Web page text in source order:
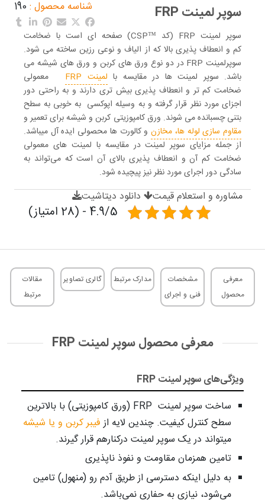
سوپر لمینت FRP شناسه محصول : 190
سوپر لمینت FRP (کد ™CSP) صفحه ای است با
ضخامت
کمو انعطاف پذیری بالا که از الیاف و نوعی رزینساخته می شود.
سوپرلمینت FRP در دو نوع ورق های کربن و ورق های شیشه می
باشد. سوپر لمینت ها در مقایسه با لمینت FRP
معمولی
ضخامتکم تر و انعطاف پذیریبیش تری دارند و به راحتی دور
اجزای مورد نظر قرار گرفته و به وسیله اپوکسی به خوبی به سطح
بتنی چسبانده می شوند. ورق کامپوزیتی کربن و شیشهبرای تعمیر و
مقاوم­ سازی لوله ­ها، مخازنو کالورت ­ها محصولی ایده ­آل می­باشد.
از جمله مزایای سوپر لمینت در مقایسه با لمینت ‌های معمولی
ضخامت کم آن و انعطاف پذیری بالای آن است که می‌تواند به
سادگی دور اجرای مورد نظر نیز پیچیده شود.
مشاوره و استعلام قیمت دانلود دیتاشیت
4.9/5 - (28 امتیاز)
معرفی
محصول
مشخصات
فنی و اجرای
مدارک مرتبط گالری تصاویر
مقالات
مرتبط
معرفی محصول سوپر لمینت FRP
ویژگی‌های سوپر لمینت FRP
ساخت سوپر لمینت ­ FRP (ورق کامپوزیتی) با بالاترین
سطح کنترل کیفیت. چندین لایه ازفیبر کربن و یا شیشه
می­تواند در یک سوپر لمینت درکنارهم قرار گیرند.
تامین هم­زمان مقاومت و نفوذ ناپذیری
به دلیل اینکه دسترسی از طریق آدم­ رو (منهول) تامین
می­‌شود، نیازی به حفاری نمی­‌باشد.